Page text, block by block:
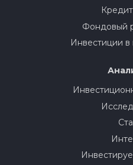
Фондовый
Инвестиции